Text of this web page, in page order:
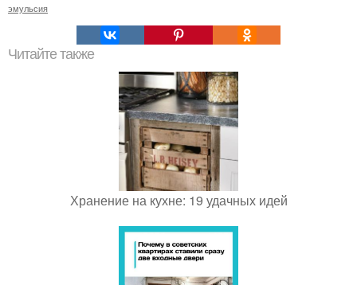
эмульсия
Читайте также
Хранение на кухне: 19 удачных идей